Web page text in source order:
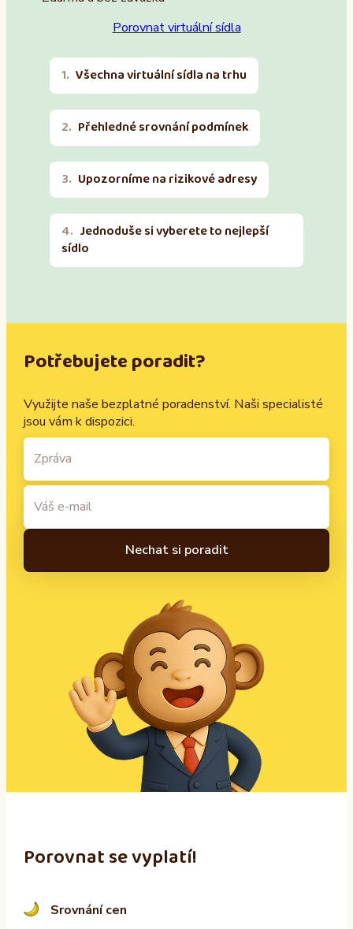
Porovnat virtuální sídla
Všechna virtuální sídla na trhu
Přehledné srovnání podmínek
Upozorníme na rizikové adresy
Jednoduše si vyberete to nejlepší
sídlo
Potřebujete poradit?
Využijte naše bezplatné poradenství. Naši specialisté
jsou vám k dispozici.
:
Porovnat se vyplatí!
Srovnání cen